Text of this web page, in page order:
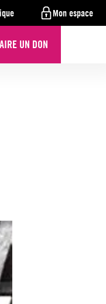
Mon espace
UN DON